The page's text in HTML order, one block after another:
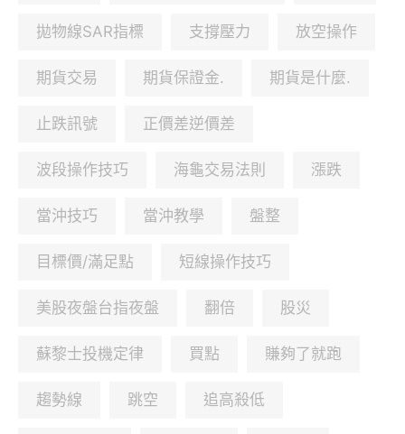
拋物線SAR指標 支撐壓力 放空操作
期貨交易 期貨保證金. 期貨是什麼.
止跌訊號 正價差逆價差
波段操作技巧 海龜交易法則 漲跌
當沖技巧 當沖教學 盤整
目標價/滿足點 短線操作技巧
美股夜盤台指夜盤 翻倍 股災
蘇黎士投機定律 買點 賺夠了就跑
趨勢線 跳空 追高殺低